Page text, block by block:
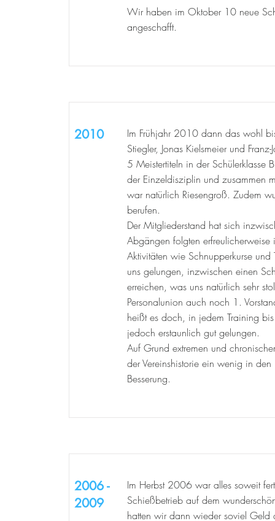
Wir haben im Oktober 10 neue
angeschafft.
2010
Im Frühjahr 2010 dann das wohl
Stiegler, Jonas Kielsmeier und
5 Meistertiteln in der Schülerklasse
der Einzeldisziplin und zusammen
war natürlich Riesengroß. Zudem
berufen.
Der Mitgliederstand hat sich
Abgängen folgten
Aktivitäten wie Schnupperkurse
uns gelungen, inzwischen einen
erreichen, was uns natürlich sehr
Personalunion auch noch 1.
heißt es doch, in jedem Training
jedoch erstaunlich gut gelungen.
Auf Grund extremen und
der Vereinshistorie ein wenig in
Besserung.
2006 -
2009
Im Herbst 2006 war alles soweit
Schießbetrieb auf dem
hatten wir dann wieder soviel Geld